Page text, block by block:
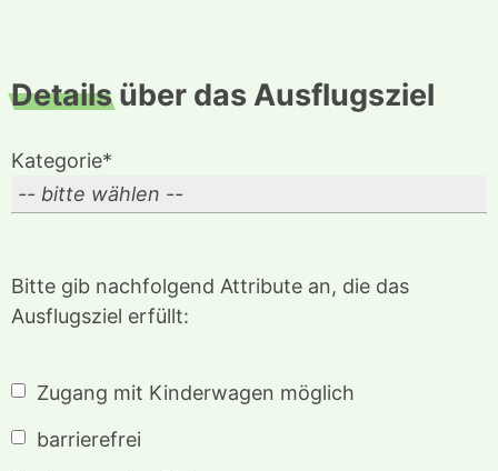
Detailsüber das Ausflugsziel
Kategorie*
Bitte gib nachfolgend Attribute an, die das
Ausflugsziel erfüllt:
Zugang mit Kinderwagen möglich
barrierefrei